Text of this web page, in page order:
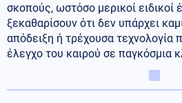
σκοπούς, ωστόσο μερικοί ειδικοί
ξεκαθαρίσουν ότι δεν υπάρχει
απόδειξη ή τρέχουσα τεχνολογία
έλεγχο του καιρού σε παγκόσμια